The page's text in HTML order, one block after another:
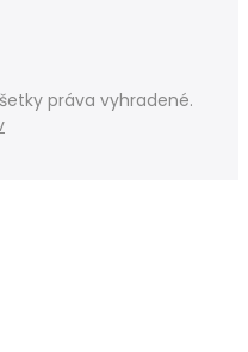
práva vyhradené.